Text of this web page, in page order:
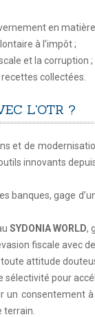
en
à l’impôt ;
et la corruption ;
collectées.
L'OTR ?
et de
innovants
banques, gage
SYDONIA WORLD,
fiscale avec
attitude
sélectivité pour
un consentement
terrain.